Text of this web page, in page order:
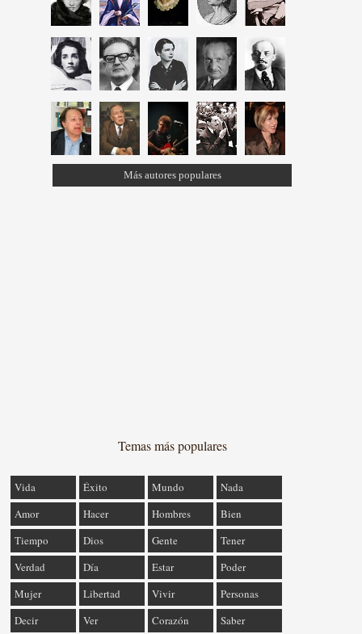
Más autores populares
Temas más populares
Vida Éxito Mundo
Nada
Amor
Hacer Hombres
Bien
Tiempo
Dios Gente
Tener
Verdad
Día Estar
Poder
Mujer
Libertad Vivir
Personas
Decir
Ver Corazón Saber